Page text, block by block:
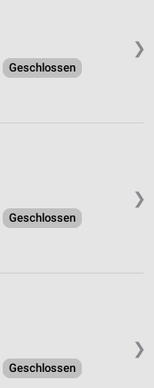
❯
Geschlossen
❯
Geschlossen
❯
Geschlossen